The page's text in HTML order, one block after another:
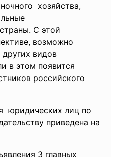
хозяйства,
С этой
возможно
видов
в этом появится
российского
юридических лиц по
приведена на
3 главных